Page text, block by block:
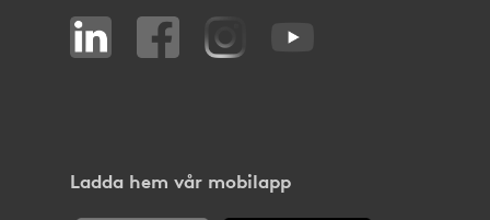
Ladda hem vår mobilapp